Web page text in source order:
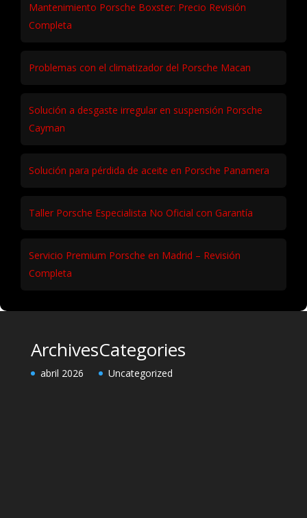
Mantenimiento Porsche Boxster: Precio Revisión
Completa
Problemas con el climatizador del Porsche Macan
Solución a desgaste irregular en suspensión Porsche
Cayman
Solución para pérdida de aceite en Porsche Panamera
Taller Porsche Especialista No Oficial con Garantía
Servicio Premium Porsche en Madrid – Revisión
Completa
Archives
abril 2026
Categories
Uncategorized